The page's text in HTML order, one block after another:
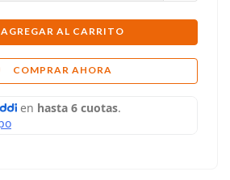
AGREGAR AL CARRITO
COMPRAR AHORA